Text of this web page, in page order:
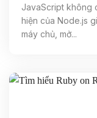
JavaScript không
hiện của Node.js
máy chủ, mở...